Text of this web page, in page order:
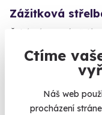
Ctíme
Náš web
procházení
Zážitková
Čeká vás 60 výstřelů!
Bzenec (Uherské
(+ 28 dalších
3 599 Kč